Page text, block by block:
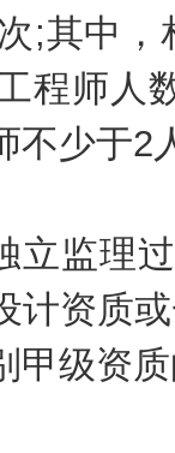
;其中
程师
不少于2
监理过
计资质
甲级资